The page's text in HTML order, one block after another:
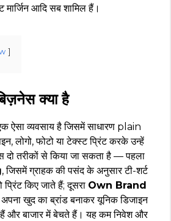
मार्जिन आदि सब शामिल हैं।
क्या है
ऐसा व्यवसाय है जिसमें साधारण plain
लोगो, फोटो या टेक्स्ट प्रिंट करके उन्हें
दो तरीकों से किया जा सकता है — पहला
, जिसमें ग्राहक की पसंद के अनुसार टी-शर्ट
प्रिंट किए जाते हैं; दूसरा Own Brand
खुद का ब्रांड बनाकर यूनिक डिजाइन
हैं और बाजार में बेचते हैं। यह कम निवेश और